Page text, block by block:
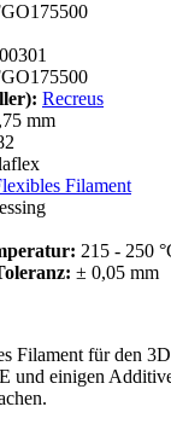
Recreus
mm
Filament
215 - 250
± 0,05 mm
Filament für den
und einigen